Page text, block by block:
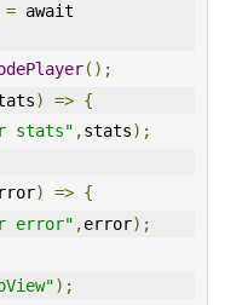
=
();
) => {
stats" ,stats);
) => {
error" ,error);
);